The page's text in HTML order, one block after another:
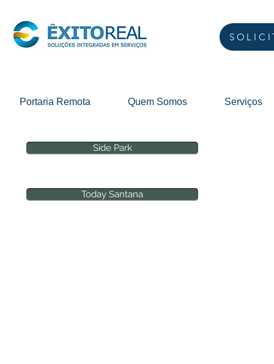
Portaria Remota Quem Somos Serviços
Side Park
Today Santana